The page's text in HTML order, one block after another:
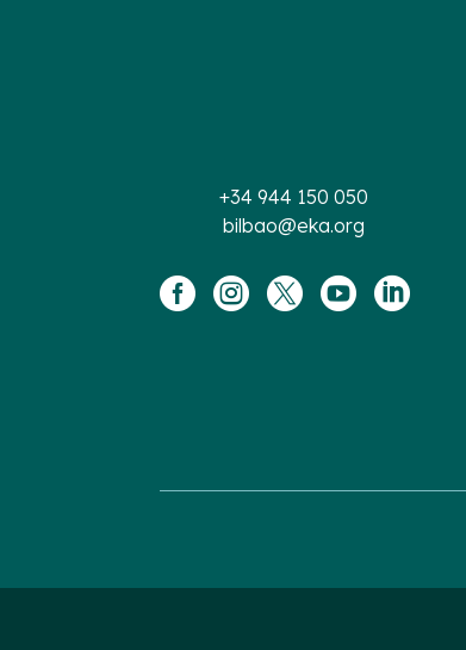
+34 944 150 050
bilbao@eka.org
    